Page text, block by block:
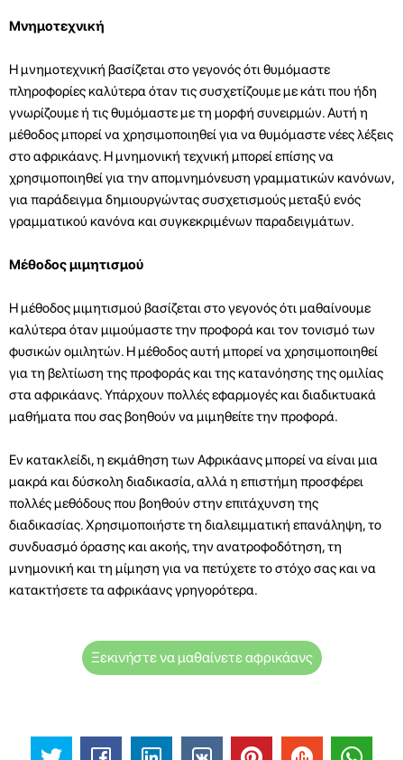
Μνημοτεχνική
Η μνημοτεχνική βασίζεται στο γεγονός ότι θυμόμαστε
πληροφορίες καλύτερα όταν τις συσχετίζουμε με κάτι που ήδη
γνωρίζουμε ή τις θυμόμαστε με τη μορφή συνειρμών. Αυτή η
μέθοδος μπορεί να χρησιμοποιηθεί για να θυμόμαστε νέες λέξεις
στο αφρικάανς. Η μνημονική τεχνική μπορεί επίσης να
χρησιμοποιηθεί για την απομνημόνευση γραμματικών κανόνων,
για παράδειγμα δημιουργώντας συσχετισμούς μεταξύ ενός
γραμματικού κανόνα και συγκεκριμένων παραδειγμάτων.
Μέθοδος μιμητισμού
Η μέθοδος μιμητισμού βασίζεται στο γεγονός ότι μαθαίνουμε
καλύτερα όταν μιμούμαστε την προφορά και τον τονισμό των
φυσικών ομιλητών. Η μέθοδος αυτή μπορεί να χρησιμοποιηθεί
για τη βελτίωση της προφοράς και της κατανόησης της ομιλίας
στα αφρικάανς. Υπάρχουν πολλές εφαρμογές και διαδικτυακά
μαθήματα που σας βοηθούν να μιμηθείτε την προφορά.
Εν κατακλείδι, η εκμάθηση των Αφρικάανς μπορεί να είναι μια
μακρά και δύσκολη διαδικασία, αλλά η επιστήμη προσφέρει
πολλές μεθόδους που βοηθούν στην επιτάχυνση της
διαδικασίας. Χρησιμοποιήστε τη διαλειμματική επανάληψη, το
συνδυασμό όρασης και ακοής, την ανατροφοδότηση, τη
μνημονική και τη μίμηση για να πετύχετε το στόχο σας και να
κατακτήσετε τα αφρικάανς γρηγορότερα.
Ξεκινήστε να μαθαίνετε αφρικάανς